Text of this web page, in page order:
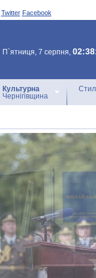
Twitter Facebook
П`ятниця, 7 серпня,
Культурна
Чернігівщина